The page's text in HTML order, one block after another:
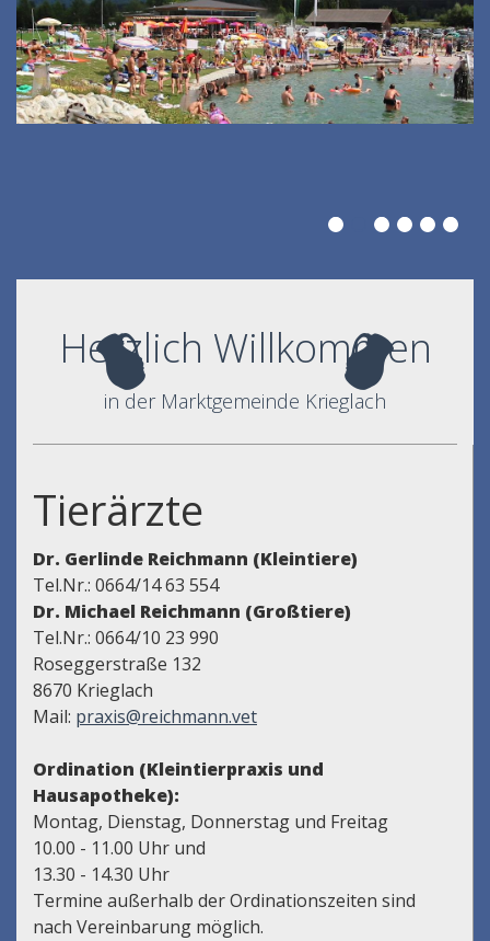
Herzlich Willkommen
in der Marktgemeinde Krieglach
Tierärzte
Dr. Gerlinde Reichmann (Kleintiere)
Tel.Nr.: 0664/14 63 554
Dr. Michael Reichmann (Großtiere)
Tel.Nr.: 0664/10 23 990
Roseggerstraße 132
8670 Krieglach
Mail: praxis@reichmann.vet
Ordination (Kleintierpraxis und
Hausapotheke):
Montag, Dienstag, Donnerstag und Freitag
10.00 - 11.00 Uhr und
13.30 - 14.30 Uhr
Termine außerhalb der Ordinationszeiten sind
nach Vereinbarung möglich.